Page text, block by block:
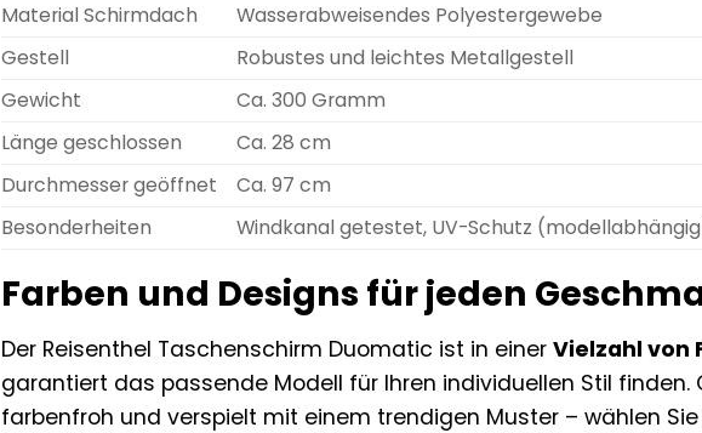
Material Schirmdach
Wasserabweisendes Polyestergewebe
Gestell
Robustes und leichtes Metallgestell
Gewicht
Ca. 300 Gramm
Länge geschlossen
Ca. 28 cm
Durchmesser geöffnet
Ca. 97 cm
Besonderheiten
Windkanal getestet, UV-Schutz
Farben und Designs für jeden
Der Reisenthel Taschenschirm Duomatic ist in einer Vielzahl von
garantiert das passende Modell für Ihren individuellen Stil
farbenfroh und verspielt mit einem trendigen Muster – wählen